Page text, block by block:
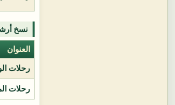
نسخ
العنوان
رحلات
رحلات